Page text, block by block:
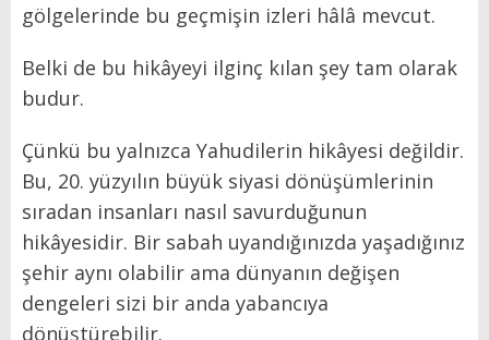
gölgelerinde bu geçmişin izleri hâlâ mevcut.
Belki de bu hikâyeyi ilginç kılan şey tam olarak
budur.
Çünkü bu yalnızca Yahudilerin hikâyesi değildir.
Bu, 20. yüzyılın büyük siyasi dönüşümlerinin
sıradan insanları nasıl savurduğunun
hikâyesidir. Bir sabah uyandığınızda yaşadığınız
şehir aynı olabilir ama dünyanın değişen
dengeleri sizi bir anda yabancıya
dönüştürebilir.